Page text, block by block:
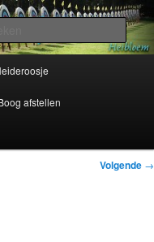
Heideroosje
afstellen
Bericht
Volgende →